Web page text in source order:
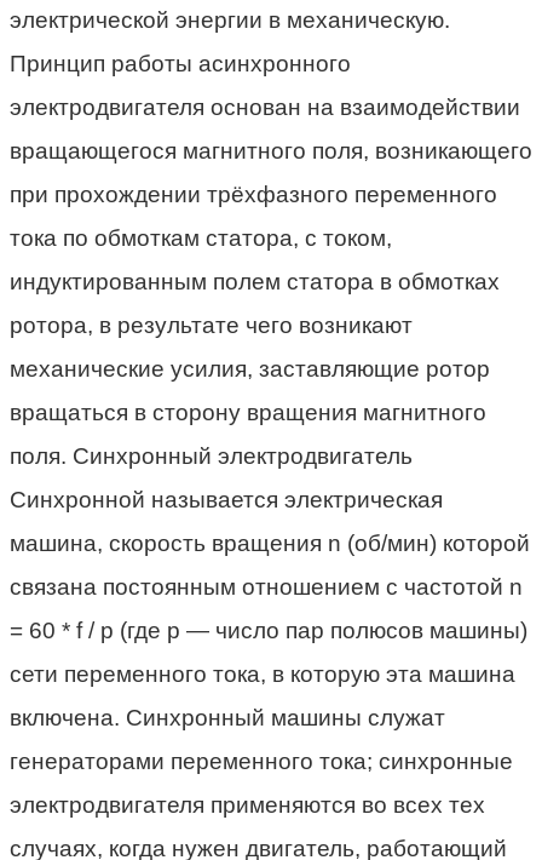
электрической энергии в механическую.
Принцип работы асинхронного
электродвигателя основан на взаимодействии
вращающегося магнитного поля, возникающего
при прохождении трёхфазного переменного
тока по обмоткам статора, с током,
индуктированным полем статора в обмотках
ротора, в результате чего возникают
механические усилия, заставляющие ротор
вращаться в сторону вращения магнитного
поля. Синхронный электродвигатель
Синхронной называется электрическая
машина, скорость вращения n (об/мин) которой
связана постоянным отношением с частотой n
= 60 * f / p (где р — число пар полюсов машины)
сети переменного тока, в которую эта машина
включена. Синхронный машины служат
генераторами переменного тока; синхронные
электродвигателя применяются во всех тех
случаях, когда нужен двигатель, работающий